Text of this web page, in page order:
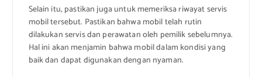
Selain itu, pastikan juga untuk memeriksa riwayat servis
mobil tersebut. Pastikan bahwa mobil telah rutin
dilakukan servis dan perawatan oleh pemilik sebelumnya.
Hal ini akan menjamin bahwa mobil dalam kondisi yang
baik dan dapat digunakan dengan nyaman.